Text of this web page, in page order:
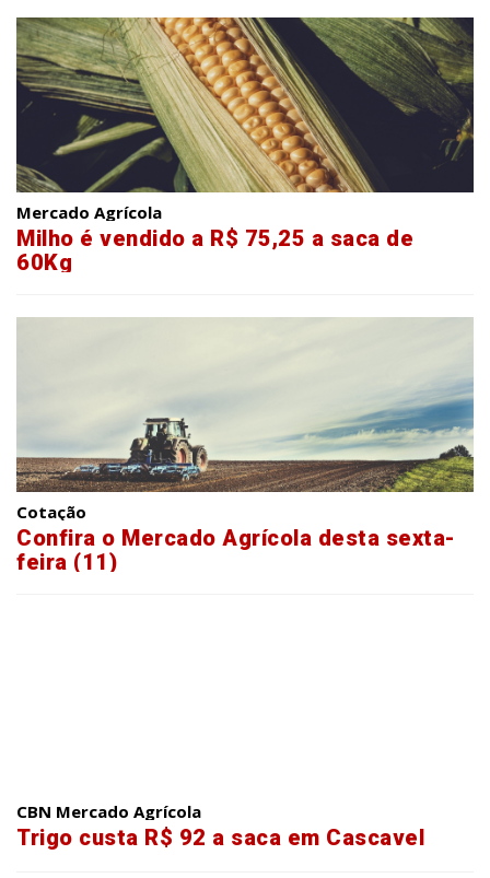
Mercado Agrícola
Milho é vendido a R$ 75,25 a saca de
60Kg
Cotação
Confira o Mercado Agrícola desta sexta-
feira (11)
CBN Mercado Agrícola
Trigo custa R$ 92 a saca em Cascavel